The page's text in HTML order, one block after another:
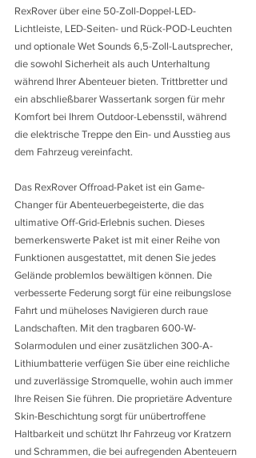
RexRover über eine 50-Zoll-Doppel-LED-
Lichtleiste, LED-Seiten- und Rück-POD-Leuchten
und optionale Wet Sounds 6,5-Zoll-Lautsprecher,
die sowohl Sicherheit als auch Unterhaltung
während Ihrer Abenteuer bieten. Trittbretter und
ein abschließbarer Wassertank sorgen für mehr
Komfort bei Ihrem Outdoor-Lebensstil, während
die elektrische Treppe den Ein- und Ausstieg aus
dem Fahrzeug vereinfacht.
Das RexRover Offroad-Paket ist ein Game-
Changer für Abenteuerbegeisterte, die das
ultimative Off-Grid-Erlebnis suchen. Dieses
bemerkenswerte Paket ist mit einer Reihe von
Funktionen ausgestattet, mit denen Sie jedes
Gelände problemlos bewältigen können. Die
verbesserte Federung sorgt für eine reibungslose
Fahrt und müheloses Navigieren durch raue
Landschaften. Mit den tragbaren 600-W-
Solarmodulen und einer zusätzlichen 300-A-
Lithiumbatterie verfügen Sie über eine reichliche
und zuverlässige Stromquelle, wohin auch immer
Ihre Reisen Sie führen. Die proprietäre Adventure
Skin-Beschichtung sorgt für unübertroffene
Haltbarkeit und schützt Ihr Fahrzeug vor Kratzern
und Schrammen, die bei aufregenden Abenteuern